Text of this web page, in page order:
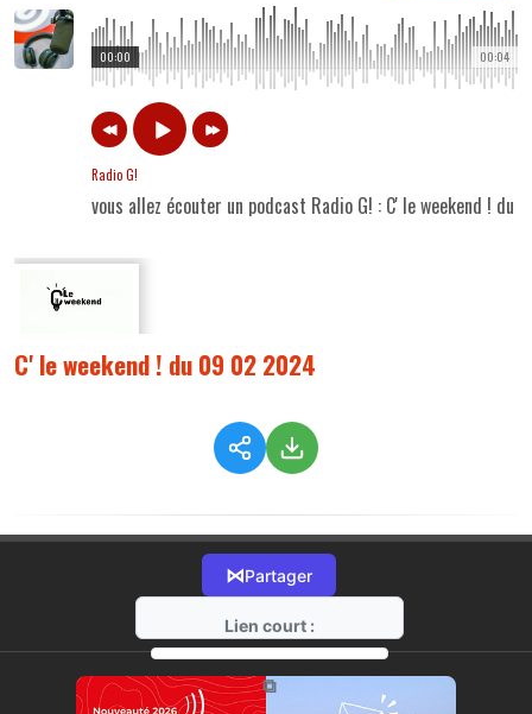
00:04
00:00
Radio G!
vous allez écouter un podcast Radio G! : C' le weekend ! du
C' le weekend ! du 09 02 2024
⋈Partager
Lien court :
https://radio-g.fr?13723
⧉